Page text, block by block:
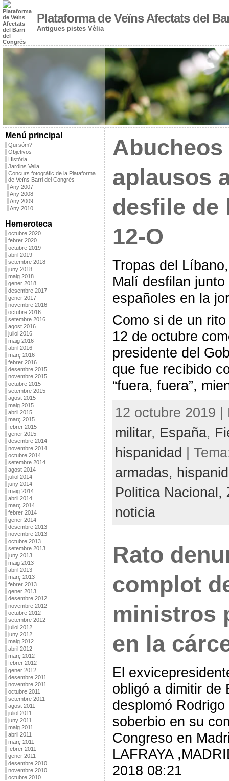
Plataforma de Veïns Afectats del
Antigues pistes Vèlia
Menú principal
Qui sóm?
Objetivos
Història
Jardins Velia
Concurs fotogràfic de la Plataforma
de Veïns Barri del Congrés
Any 2007
Any 2008
Any 2009
Any 2010
Hemeroteca
octubre 2020
febrer 2020
octubre 2019
abril 2019
setembre 2018
juny 2018
maig 2018
gener 2018
desembre 2017
gener 2017
novembre 2016
octubre 2016
setembre 2016
agost 2016
juliol 2016
maig 2016
abril 2016
març 2016
febrer 2016
desembre 2015
novembre 2015
octubre 2015
setembre 2015
agost 2015
maig 2015
abril 2015
març 2015
febrer 2015
gener 2015
desembre 2014
novembre 2014
octubre 2014
setembre 2014
agost 2014
juliol 2014
juny 2014
maig 2014
abril 2014
març 2014
febrer 2014
gener 2014
desembre 2013
novembre 2013
octubre 2013
setembre 2013
juny 2013
maig 2013
abril 2013
març 2013
febrer 2013
gener 2013
desembre 2012
novembre 2012
octubre 2012
setembre 2012
juliol 2012
juny 2012
maig 2012
abril 2012
març 2012
febrer 2012
gener 2012
desembre 2011
novembre 2011
octubre 2011
setembre 2011
agost 2011
juliol 2011
juny 2011
maig 2011
abril 2011
març 2011
febrer 2011
gener 2011
desembre 2010
novembre 2010
octubre 2010
Abucheos
aplausos
desfile de
12-O
Tropas del
Malí desfilan
españoles en la
Como si de un
12 de octubre
presidente del
que fue recibido
“fuera, fuera”,
12 octubre 2019
militar, España,
hispanidad |
armadas,
Politica Nacional,
noticia
Rato
complot
ministros
en la
El
obligó a dimitir de
desplomó
soberbio en su
Congreso en
LAFRAYA
2018 08:21